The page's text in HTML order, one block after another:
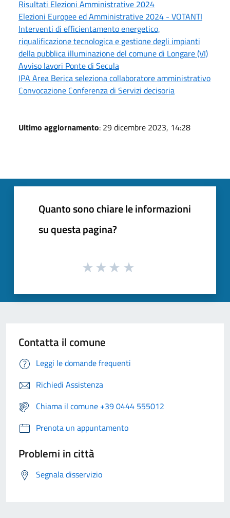
Risultati Elezioni Amministrative 2024
Elezioni Europee ed Amministrative 2024 - VOTANTI
Interventi di efficientamento energetico,
riqualificazione tecnologica e gestione degli impianti
della pubblica illuminazione del comune di Longare (VI)
Avviso lavori Ponte di Secula
IPA Area Berica seleziona collaboratore amministrativo
Convocazione Conferenza di Servizi decisoria
Ultimo aggiornamento: 29 dicembre 2023, 14:28
Quanto sono chiare le informazioni
su questa pagina?
Contatta il comune
Leggi le domande frequenti
Richiedi Assistenza
Chiama il comune +39 0444 555012
Prenota un appuntamento
Problemi in città
Segnala disservizio